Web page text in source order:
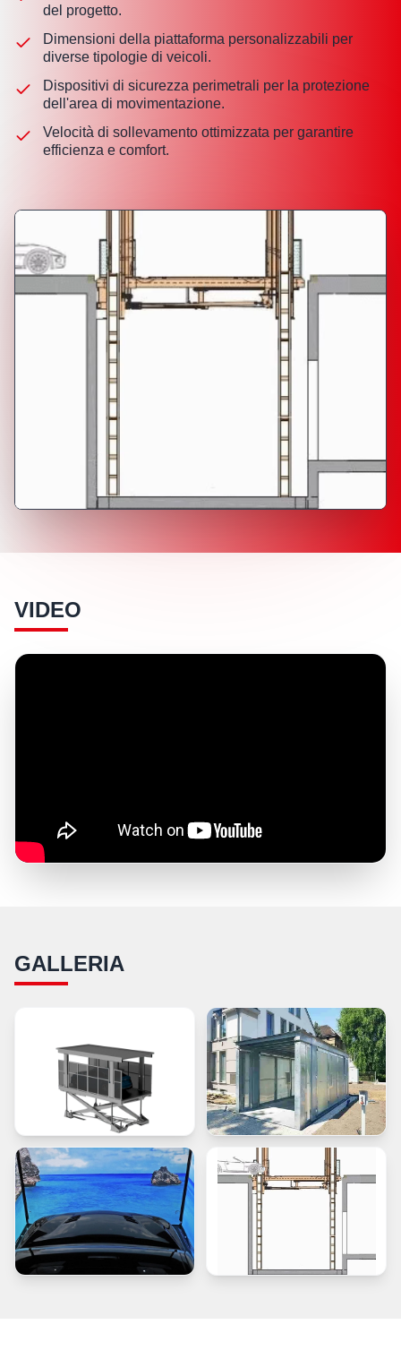
del progetto.
Dimensioni della piattaforma personalizzabili per
diverse tipologie di veicoli.
Dispositivi di sicurezza perimetrali per la protezione
dell'area di movimentazione.
Velocità di sollevamento ottimizzata per garantire
efficienza e comfort.
VIDEO
GALLERIA